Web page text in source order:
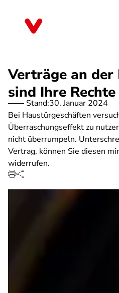
Verträge an der
sind Ihre Rechte
Stand:30. Januar 2024
Bei Haustürgeschäften
Überraschungseffekt zu
nicht überrumpeln.
Vertrag, können Sie diesen
widerrufen.